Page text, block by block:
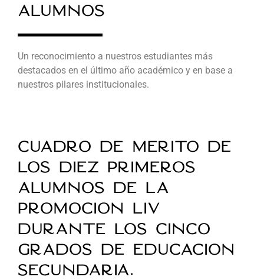
Alumnos
Un reconocimiento a nuestros estudiantes más
destacados en el último año académico y en base a
nuestros pilares institucionales.
Cuadro de mérito de
los diez primeros
alumnos de la
promoción LIV
durante los cinco
grados de Educación
Secundaria.